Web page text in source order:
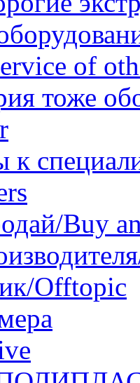
of
тоже
Buy
Offtopic